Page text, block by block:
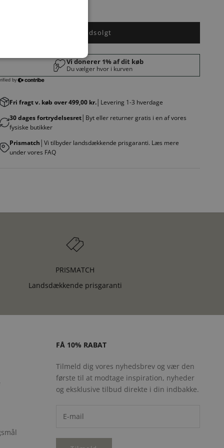
Udsolgt
Fri fragt v. køb over 499,00 kr. │Levering 1-3 hverdage
30 dages fortrydelsesret │Byt eller returner gratis i en af vores
fysiske butikker
Prismatch │Vi tilbyder landsdækkende prisgaranti. Læs mere
under vores FAQ
PRISMATCH
Landsdækkende prisgaranti
FÅ 10% RABAT
Tilmeld dig vores nyhedsbrev og vær den
første til at modtage inspiration, nyheder
og eksklusive tilbud direkte i din indbakke.